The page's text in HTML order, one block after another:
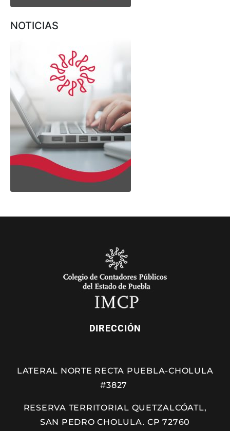
NOTICIAS
DIRECCIÓN
LATERAL NORTE RECTA PUEBLA-CHOLULA
#3827
RESERVA TERRITORIAL QUETZALCÓATL,
SAN PEDRO CHOLULA. CP 72760